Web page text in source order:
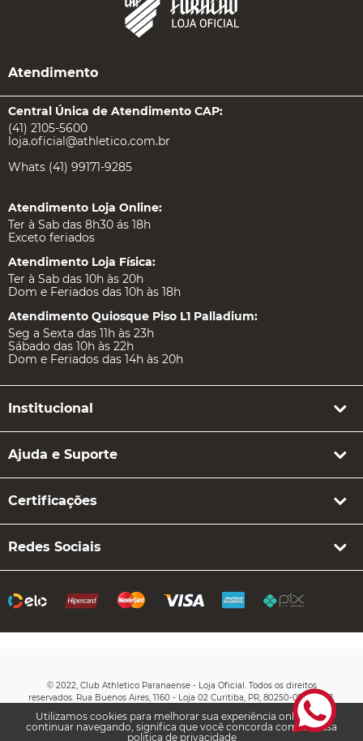
Utilizamos cookies para melhorar sua experiência online. Ao
continuar navegando, significa que você concorda com a nossa
politica de privacidade
Atendimento
Central Única de Atendimento CAP:
(41) 2105-5600
loja.oficial@athletico.com.br
Whats (41) 99171-9285
Atendimento Loja Online:
Ter à Sab das 8h30 ás 18h
Exceto feriados
Atendimento Loja Física:
Ter à Sab das 10h às 20h
Dom e Feriados das 10h às 18h
Atendimento Quiosque Piso L1 Palladium:
Seg a Sexta das 11h às 23h
Sábado das 10h às 22h
Dom e Feriados das 14h às 20h
Institucional
Ajuda e Suporte
Certificações
Redes Sociais
© 2022, Club Athletico Paranaense - Loja Oficial. Todos os direitos
reservados. Rua Buenos Aires, 1160 - Loja 02 Curitiba, PR, 80250-070 CNPJ:
76.710.649/0003-20